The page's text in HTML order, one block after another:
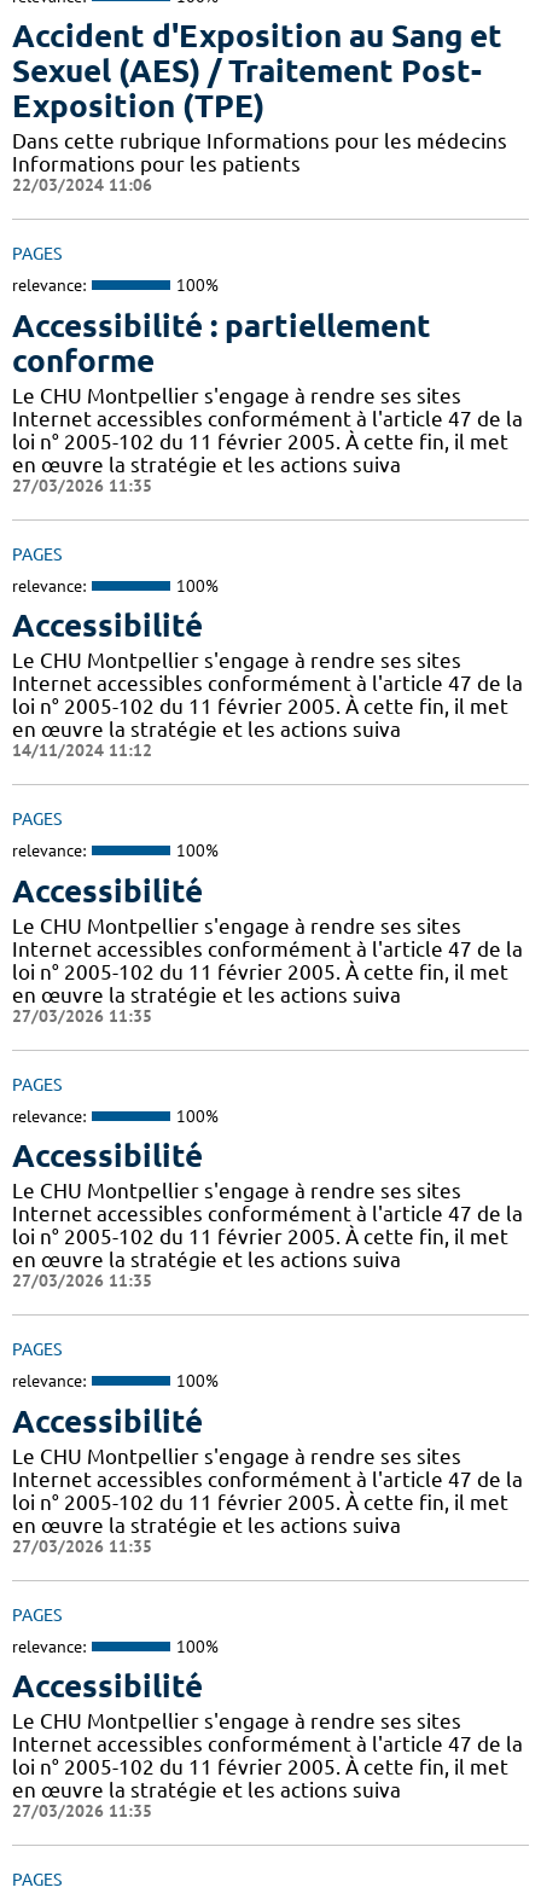
Accident d'Exposition au Sang et
Sexuel (AES) / Traitement Post-
Exposition (TPE)
Dans cette rubrique Informations pour les médecins
Informations pour les patients
22/03/2024 11:06
PAGES
relevance: 100%
Accessibilité : partiellement
conforme
Le CHU Montpellier s'engage à rendre ses sites
Internet accessibles conformément à l'article 47 de la
loi n° 2005-102 du 11 février 2005. À cette fin, il met
en œuvre la stratégie et les actions suiva
27/03/2026 11:35
PAGES
relevance: 100%
Accessibilité
Le CHU Montpellier s'engage à rendre ses sites
Internet accessibles conformément à l'article 47 de la
loi n° 2005-102 du 11 février 2005. À cette fin, il met
en œuvre la stratégie et les actions suiva
14/11/2024 11:12
PAGES
relevance: 100%
Accessibilité
Le CHU Montpellier s'engage à rendre ses sites
Internet accessibles conformément à l'article 47 de la
loi n° 2005-102 du 11 février 2005. À cette fin, il met
en œuvre la stratégie et les actions suiva
27/03/2026 11:35
PAGES
relevance: 100%
Accessibilité
Le CHU Montpellier s'engage à rendre ses sites
Internet accessibles conformément à l'article 47 de la
loi n° 2005-102 du 11 février 2005. À cette fin, il met
en œuvre la stratégie et les actions suiva
27/03/2026 11:35
PAGES
relevance: 100%
Accessibilité
Le CHU Montpellier s'engage à rendre ses sites
Internet accessibles conformément à l'article 47 de la
loi n° 2005-102 du 11 février 2005. À cette fin, il met
en œuvre la stratégie et les actions suiva
27/03/2026 11:35
PAGES
relevance: 100%
Accessibilité
Le CHU Montpellier s'engage à rendre ses sites
Internet accessibles conformément à l'article 47 de la
loi n° 2005-102 du 11 février 2005. À cette fin, il met
en œuvre la stratégie et les actions suiva
27/03/2026 11:35
PAGES